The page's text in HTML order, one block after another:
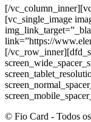
[/
[vc_single_image
link=”https://
[/
© Fio Card - Todos